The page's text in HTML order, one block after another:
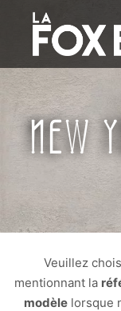
NEW
Veuillez
mentionnant la
modèlelorsque